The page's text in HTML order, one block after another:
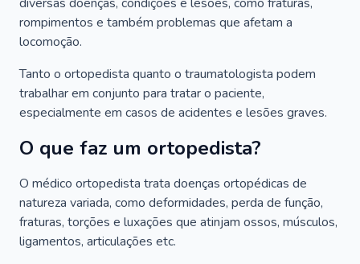
rompimentos e também problemas que afetam a
locomoção.
Tanto o ortopedista quanto o traumatologista podem
trabalhar em conjunto para tratar o paciente,
especialmente em casos de acidentes e lesões graves.
O que faz um ortopedista?
O médico ortopedista trata doenças ortopédicas de
natureza variada, como deformidades, perda de função,
fraturas, torções e luxações que atinjam ossos, músculos,
ligamentos, articulações etc.